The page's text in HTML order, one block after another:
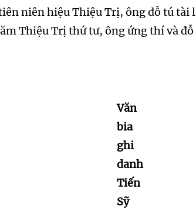
niên hiệu Thiệu Trị, ông đỗ tú tài
Thiệu Trị thứ tư, ông ứng thí và
Văn
bia
ghi
danh
Tiến
Sỹ